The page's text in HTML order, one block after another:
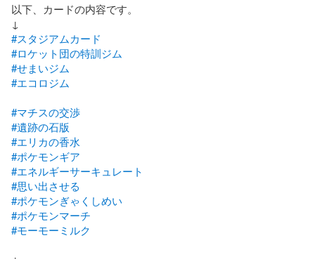
以下、カードの内容です。
#スタジアムカード
#ロケット団の特訓ジム
#せまいジム
#エコロジム
#マチスの交渉
#遺跡の石版
#エリカの香水
#ポケモンギア
#エネルギーサーキュレート
#思い出させる
#ポケモンぎゃくしめい
#ポケモンマーチ
#モーモーミルク